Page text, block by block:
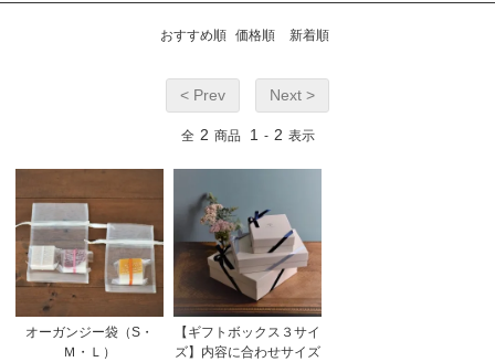
おすすめ順 価格順 新着順
< Prev Next >
全 2 商品 1 - 2 表示
オーガンジー袋（S・
Ｍ・Ｌ）
【ギフトボックス３サイ
ズ】内容に合わせサイズ